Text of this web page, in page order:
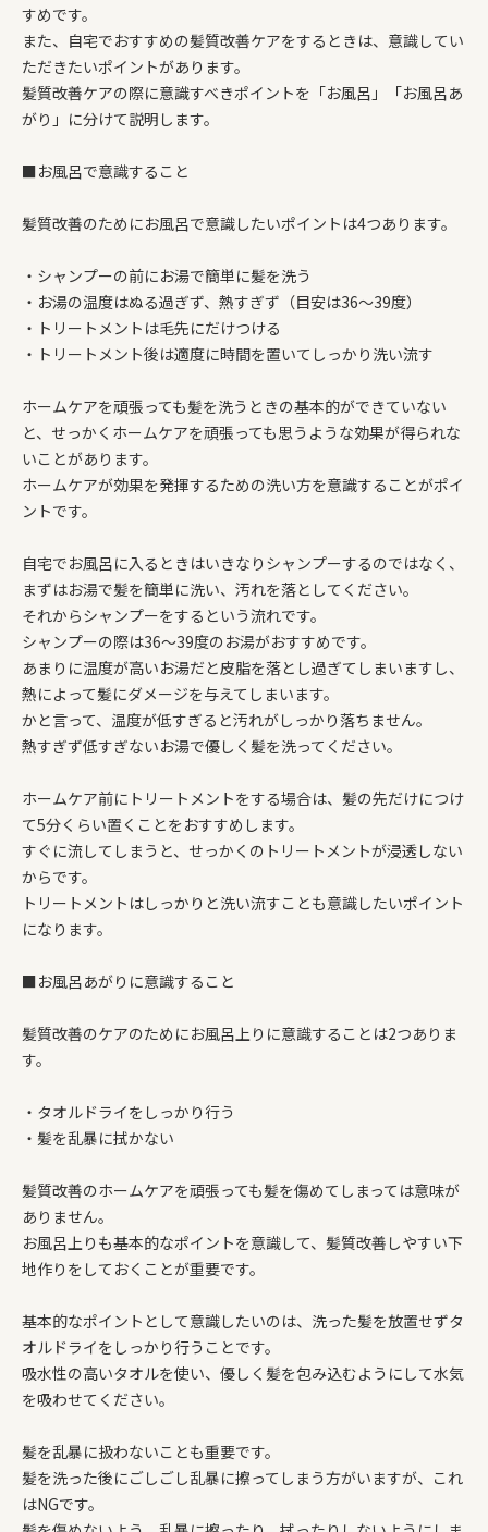
すめです。
また、自宅でおすすめの髪質改善ケアをするときは、意識してい
ただきたいポイントがあります。
髪質改善ケアの際に意識すべきポイントを「お風呂」「お風呂あ
がり」に分けて説明します。
■お風呂で意識すること
髪質改善のためにお風呂で意識したいポイントは4つあります。
・シャンプーの前にお湯で簡単に髪を洗う
・お湯の温度はぬる過ぎず、熱すぎず（目安は36～39度）
・トリートメントは毛先にだけつける
・トリートメント後は適度に時間を置いてしっかり洗い流す
ホームケアを頑張っても髪を洗うときの基本的ができていない
と、せっかくホームケアを頑張っても思うような効果が得られな
いことがあります。
ホームケアが効果を発揮するための洗い方を意識することがポイ
ントです。
自宅でお風呂に入るときはいきなりシャンプーするのではなく、
まずはお湯で髪を簡単に洗い、汚れを落としてください。
それからシャンプーをするという流れです。
シャンプーの際は36～39度のお湯がおすすめです。
あまりに温度が高いお湯だと皮脂を落とし過ぎてしまいますし、
熱によって髪にダメージを与えてしまいます。
かと言って、温度が低すぎると汚れがしっかり落ちません。
熱すぎず低すぎないお湯で優しく髪を洗ってください。
ホームケア前にトリートメントをする場合は、髪の先だけにつけ
て5分くらい置くことをおすすめします。
すぐに流してしまうと、せっかくのトリートメントが浸透しない
からです。
トリートメントはしっかりと洗い流すことも意識したいポイント
になります。
■お風呂あがりに意識すること
髪質改善のケアのためにお風呂上りに意識することは2つありま
す。
・タオルドライをしっかり行う
・髪を乱暴に拭かない
髪質改善のホームケアを頑張っても髪を傷めてしまっては意味が
ありません。
お風呂上りも基本的なポイントを意識して、髪質改善しやすい下
地作りをしておくことが重要です。
基本的なポイントとして意識したいのは、洗った髪を放置せずタ
オルドライをしっかり行うことです。
吸水性の高いタオルを使い、優しく髪を包み込むようにして水気
を吸わせてください。
髪を乱暴に扱わないことも重要です。
髪を洗った後にごしごし乱暴に擦ってしまう方がいますが、これ
はNGです。